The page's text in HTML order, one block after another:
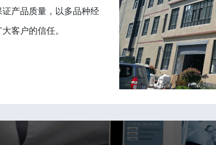
产品质量，以多品种经
客户的信任。